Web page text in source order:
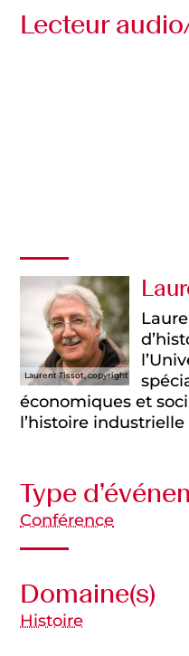
Lecteur
Laurent Tissot, copyright Cafiso, 2015
économiques et
l’histoire
Type
Conférence
Domaine(s)
Histoire